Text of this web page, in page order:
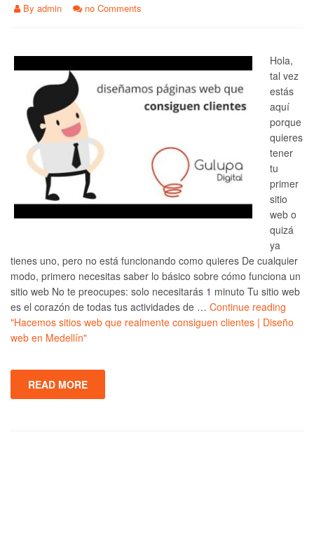
By admin no Comments
Hola,
tal vez
estás
aquí
porque
quieres
tener
tu
primer
sitio
web o
quizá
ya
tienes uno, pero no está funcionando como quieres De cualquier
modo, primero necesitas saber lo básico sobre cómo funciona un
sitio web No te preocupes: solo necesitarás 1 minuto Tu sitio web
es el corazón de todas tus actividades de … Continue reading
"Hacemos sitios web que realmente consiguen clientes | Diseño
web en Medellín"
READ MORE